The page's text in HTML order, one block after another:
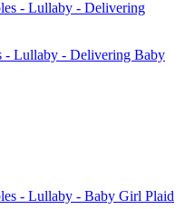
- Lullaby - Delivering Baby